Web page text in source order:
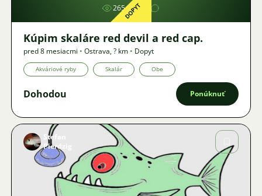
2654DOPYT
Kúpim skaláre red devil a red cap.
pred 8 mesiacmi • Ostrava,? km • Dopyt
Akváriové ryby Skalár Obe
Dohodou Ponúknuť
Obrázok
Stefan
Pierdzig